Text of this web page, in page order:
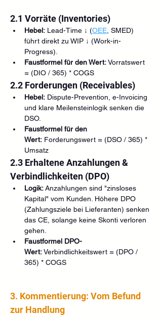
2.1 Vorräte (Inventories)
Hebel: Lead-Time ↓ (OEE , SMED)
führt direkt zu WIP ↓ (Work-in-
Progress).
Faustformel für den Wert: Vorratswert
≈ (DIO / 365) * COGS
2.2 Forderungen (Receivables)
Hebel: Dispute-Prevention, e-Invoicing
und klare Meilensteinlogik senken die
DSO.
Faustformel für den
Wert: Forderungswert ≈ (DSO / 365) *
Umsatz
2.3 Erhaltene Anzahlungen &
Verbindlichkeiten (DPO)
Logik: Anzahlungen sind "zinsloses
Kapital" vom Kunden. Höhere DPO
(Zahlungsziele bei Lieferanten) senken
das CE, solange keine Skonti verloren
gehen.
Faustformel DPO-
Wert: Verbindlichkeitswert ≈ (DPO /
365) * COGS
3. Kommentierung: Vom Befund
zur Handlung